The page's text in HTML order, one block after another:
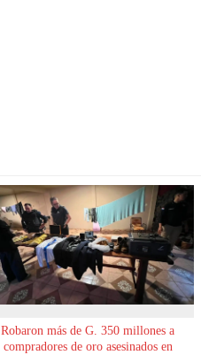
Robaron más de G. 350 millones a
compradores de oro asesinados en